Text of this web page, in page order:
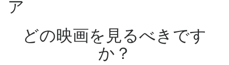
ア
どの映画を見るべきです
か？